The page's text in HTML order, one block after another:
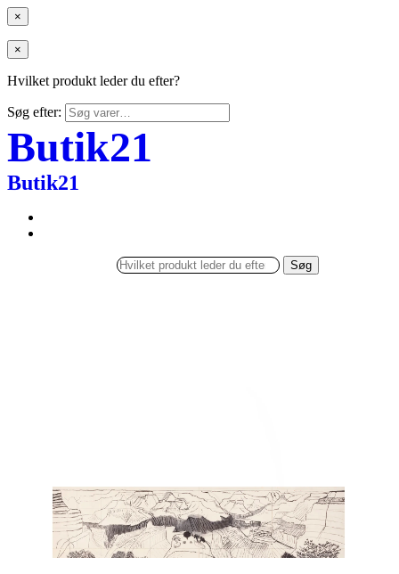
×
×
Hvilket produkt leder du efter?
Søg efter:
Butik21
Butik21
Søg